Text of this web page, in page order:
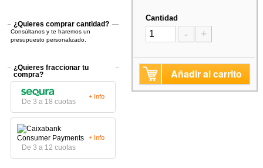
¿Quieres comprar cantidad?
Consúltanos y te haremos un
presupuesto personalizado.
¿Quieres fraccionar tu
compra?
De 3 a 18 cuotas
+ Info
De 3 a 12 cuotas
+ Info
Cantidad
- +
Añadir al carrito